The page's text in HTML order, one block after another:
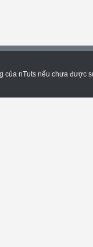
của nTuts nếu chưa được